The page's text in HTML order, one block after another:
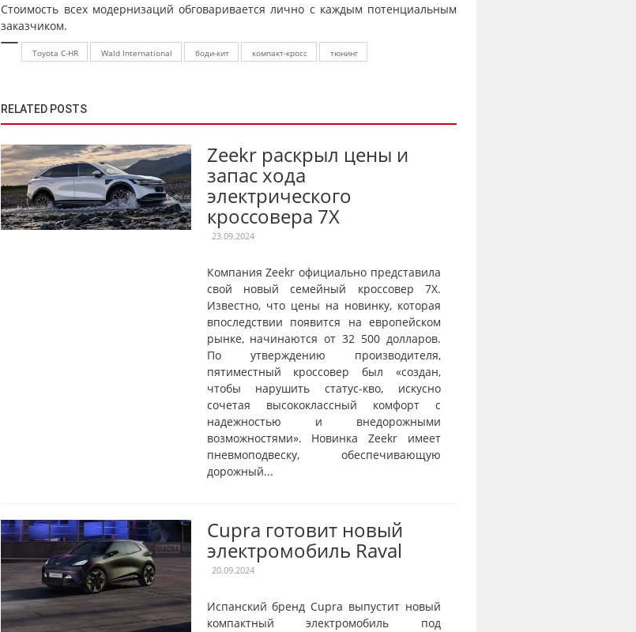
Стоимость всех модернизаций обговаривается лично с каждым потенциальным
заказчиком.
Toyota C-HR Wald International боди-кит компакт-кросс тюнинг
RELATED POSTS
Zeekr раскрыл цены и
запас хода
электрического
кроссовера 7X
23.09.2024
Компания Zeekr официально представила
свой новый семейный кроссовер 7X.
Известно, что цены на новинку, которая
впоследствии появится на европейском
рынке, начинаются от 32 500 долларов.
По утверждению производителя,
пятиместный кроссовер был «создан,
чтобы нарушить статус-кво, искусно
сочетая высококлассный комфорт с
надежностью и внедорожными
возможностями». Новинка Zeekr имеет
пневмоподвеску, обеспечивающую
дорожный...
Cupra готовит новый
электромобиль Raval
20.09.2024
Испанский бренд Cupra выпустит новый
компактный электромобиль под